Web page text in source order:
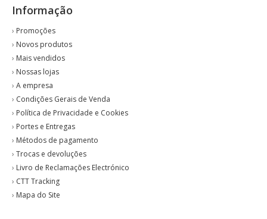
Informação
› Promoções
› Novos produtos
› Mais vendidos
› Nossas lojas
› A empresa
› Condições Gerais de Venda
› Política de Privacidade e Cookies
› Portes e Entregas
› Métodos de pagamento
› Trocas e devoluções
› Livro de Reclamações Electrónico
› CTT Tracking
› Mapa do Site